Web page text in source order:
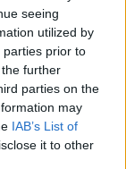
seeing
utilized by
parties prior to
further
parties on the
may
IAB’s List of
it to other
diskutera i
Epsteins alla illdåd
eller
hemlighet.
i samma
aldrig skedde